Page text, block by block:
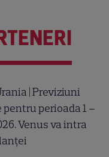
| Previziuni
perioada 1 –
Venus va intra